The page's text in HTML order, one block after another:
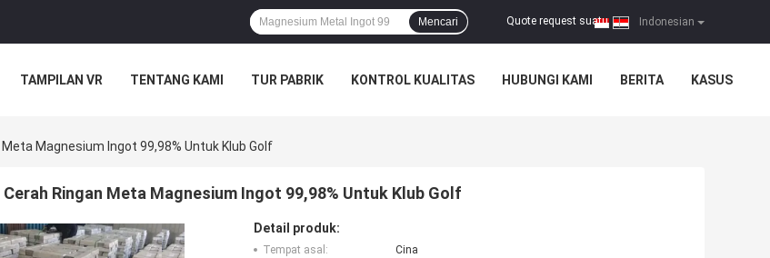
Indonesian
Quote request suatu |
Mencari
TAMPILAN VR TENTANG KAMI TUR PABRIK KONTROL KUALITAS HUBUNGI KAMI BERITA KASUS
Meta Magnesium Ingot 99,98% Untuk Klub Golf
Cerah Ringan Meta Magnesium Ingot 99,98% Untuk Klub Golf
Detail produk:
Tempat asal:
Cina